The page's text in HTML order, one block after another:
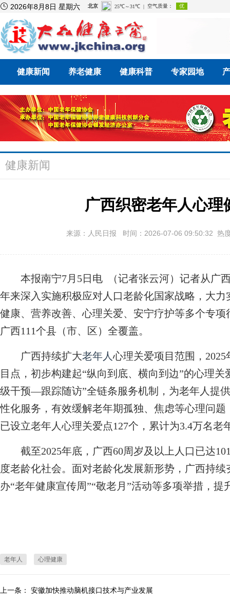
 2026年8月8日 星期六
健康新闻 养老健康 健康科普 专家园地
健康新闻
广西织密老年人心理
来源：人民日报 时间：2026-07-06 09:50:32 热
本报南宁7月5日电 （记者张云河）记者从广
年来深入实施积极应对人口老龄化国家战略，大
健康、营养改善、心理关爱、安宁疗护等多个专项
广西111个县（市、区）全覆盖。
广西持续扩大老年人心理关爱项目范围，2025
目点，初步构建起“纵向到底、横向到边”的心理
级干预—跟踪随访”全链条服务机制，为老年人提
性化服务，有效缓解老年期孤独、焦虑等心理问题
已设立老年人心理关爱点127个，累计为3.4万名老
截至2025年底，广西60周岁及以上人口已达
度老龄化社会。面对老龄化发展新形势，广西持
办“老年健康宣传周”“敬老月”活动等多项举措，提
老年人 心理健康
上一条： 安徽加快推动脑机接口技术与产业发展